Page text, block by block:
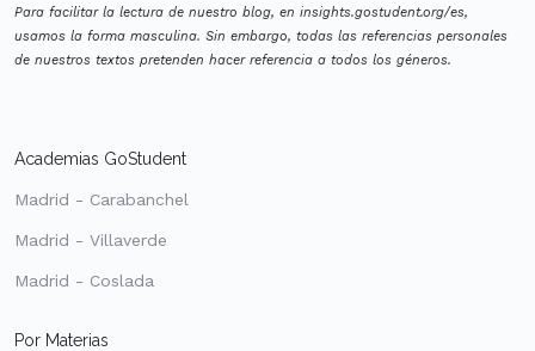
Para facilitar la lectura de nuestro blog, en insights.gostudent.org/es,
usamos la forma masculina. Sin embargo, todas las referencias personales
de nuestros textos pretenden hacer referencia a todos los géneros.
Academias GoStudent
Madrid - Carabanchel
Madrid - Villaverde
Madrid - Coslada
Por Materias